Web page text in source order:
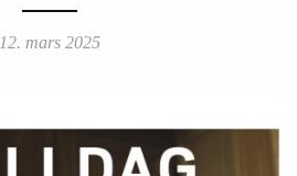
12. mars 2025